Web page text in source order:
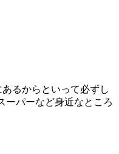
るからといって必ずし
ーパーなど身近なところ